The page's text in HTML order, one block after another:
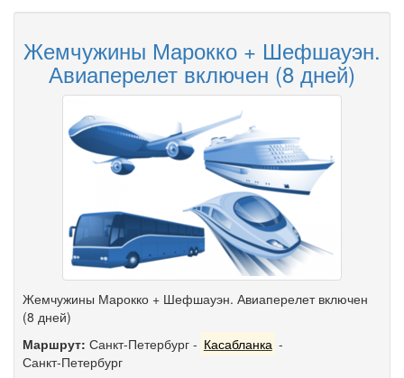
Жемчужины Марокко + Шефшауэн.
Авиаперелет включен (8 дней)
Жемчужины Марокко + Шефшауэн. Авиаперелет включен
(8 дней)
Маршрут: Санкт-Петербург - Касабланка -
Санкт-Петербург